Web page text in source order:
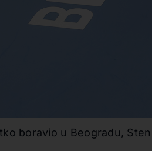
boravio u Beogradu,